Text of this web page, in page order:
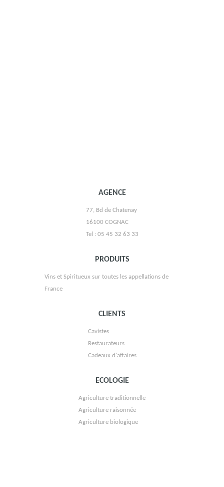
AGENCE
77, Bd de Chatenay
16100 COGNAC
Tel : 05 45 32 63 33
PRODUITS
Vins et Spiritueux sur toutes les appellations de
France
CLIENTS
Cavistes
Restaurateurs
Cadeaux d'affaires
ECOLOGIE
Agriculture traditionnelle
Agriculture raisonnée
Agriculture biologique